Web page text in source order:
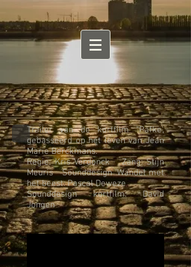
Trailer van de kortfilm "Pafke',
gebasseerd op het leven van Jean
Marie Berckmans.
Regie: Kris Verdonck Zang: Stijn
Meuris Sounddesign 'Wandel met
het beest: Pascal Deweze
Sounddesign kortfilm: David
Jongen